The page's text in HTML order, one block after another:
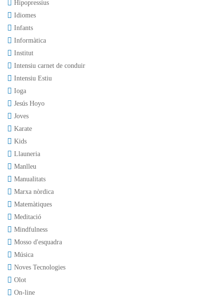
Hipopressius
Idiomes
Infants
Informàtica
Institut
Intensiu carnet de conduir
Intensiu Estiu
Ioga
Jesús Hoyo
Joves
Karate
Kids
Llauneria
Manlleu
Manualitats
Marxa nòrdica
Matemàtiques
Meditació
Mindfulness
Mosso d'esquadra
Música
Noves Tecnologies
Olot
On-line